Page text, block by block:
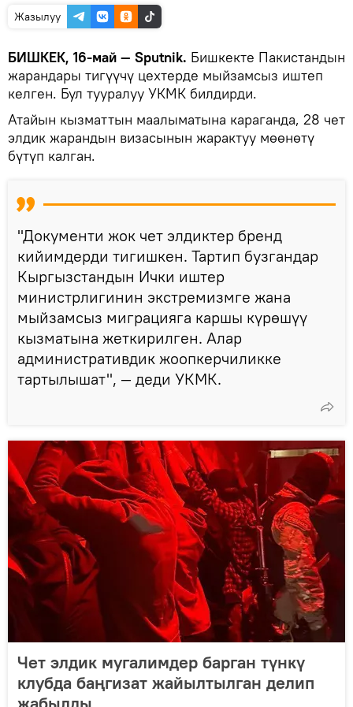
Жазылуу
БИШКЕК, 16-май — Sputnik. Бишкекте Пакистандын
жарандары тигүүчү цехтерде мыйзамсыз иштеп
келген. Бул тууралуу УКМК билдирди.
Атайын кызматтын маалыматына караганда, 28 чет
элдик жарандын визасынын жарактуу мөөнөтү
бүтүп калган.
"Документи жок чет элдиктер бренд
кийимдерди тигишкен. Тартип бузгандар
Кыргызстандын Ички иштер
министрлигинин экстремизмге жана
мыйзамсыз миграцияга каршы күрөшүү
кызматына жеткирилген. Алар
административдик жоопкерчиликке
тартылышат", — деди УКМК.
Чет элдик мугалимдер барган түнкү
клубда баңгизат жайылтылган делип